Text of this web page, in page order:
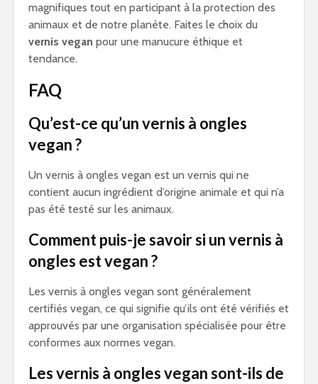
magnifiques tout en participant à la protection des
animaux et de notre planète. Faites le choix du
vernis vegan pour une manucure éthique et
tendance.
FAQ
Qu’est-ce qu’un vernis à ongles
vegan ?
Un vernis à ongles vegan est un vernis qui ne
contient aucun ingrédient d’origine animale et qui n’a
pas été testé sur les animaux.
Comment puis-je savoir si un vernis à
ongles est vegan ?
Les vernis à ongles vegan sont généralement
certifiés vegan, ce qui signifie qu’ils ont été vérifiés et
approuvés par une organisation spécialisée pour être
conformes aux normes vegan.
Les vernis à ongles vegan sont-ils de